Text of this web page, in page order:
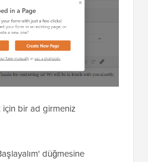
için bir ad girmeniz
düğmesine